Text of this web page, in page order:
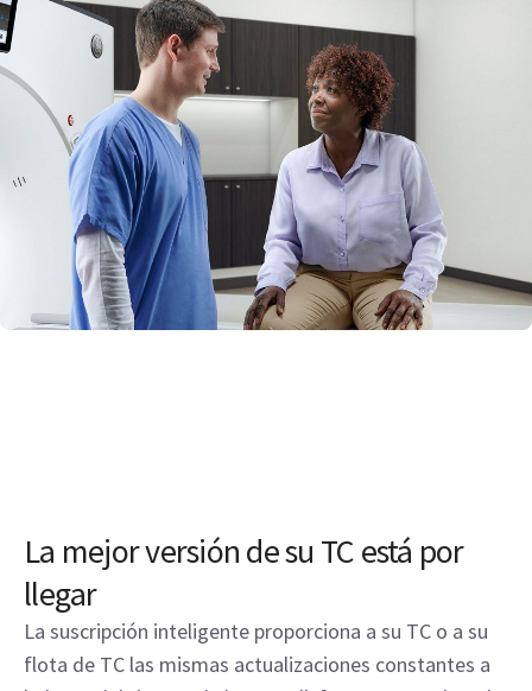
La mejor versión de su TC está por
llegar
La suscripción inteligente proporciona a su TC o a su
flota de TC las mismas actualizaciones constantes a